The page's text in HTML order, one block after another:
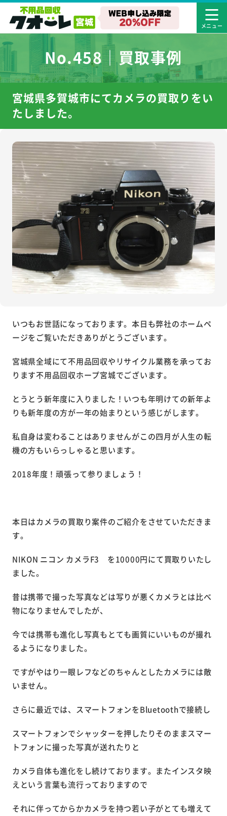
No.458｜買取事例
宮城県多賀城市にてカメラの買取りをい
たしました。
いつもお世話になっております。本日も弊社のホームペ
ージをご覧いただきありがとうございます。
宮城県全域にて不用品回収やリサイクル業務を承ってお
ります不用品回収ホープ宮城でございます。
とうとう新年度に入りました！いつも年明けての新年よ
りも新年度の方が一年の始まりという感じがします。
私自身は変わることはありませんがこの四月が人生の転
機の方もいらっしゃると思います。
2018年度！頑張って参りましょう！
本日はカメラの買取り案件のご紹介をさせていただきま
す。
NIKON ニコン カメラF3 を10000円にて買取りいたし
ました。
昔は携帯で撮った写真などは写りが悪くカメラとは比べ
物になりませんでしたが、
今では携帯も進化し写真もとても画質にいいものが撮れ
るようになりました。
ですがやはり一眼レフなどのちゃんとしたカメラには敵
いません。
さらに最近では、スマートフォンをBluetoothで接続し
スマートフォンでシャッターを押したりそのままスマー
トフォンに撮った写真が送れたりと
カメラ自体も進化をし続けております。またインスタ映
えという言葉も流行っておりますので
それに伴ってからかカメラを持つ若い子がとても増えて